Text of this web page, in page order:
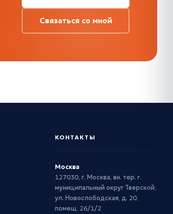
Связаться со мной
КОНТАКТЫ
Москва
127030, г. Москва, вн. тер. г.
муниципальный округ Тверской,
ул. Новослободская, д. 20,
помещ. 26/1/2